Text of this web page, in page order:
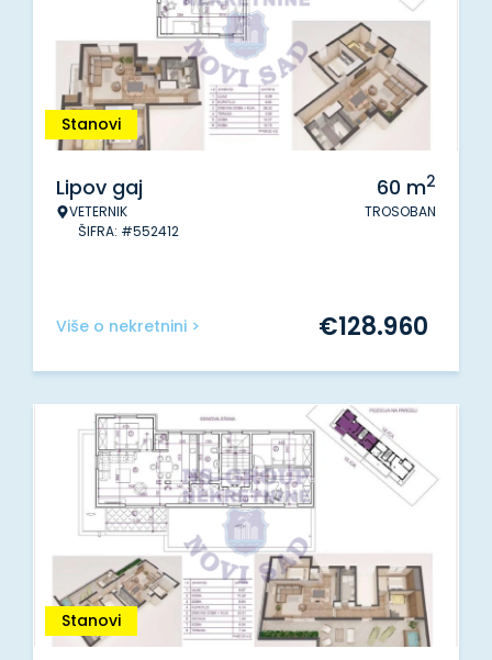
Stanovi
Lipov gaj
VETERNIK
ŠIFRA: #552412
60 m2
TROSOBAN
Više o nekretnini > €128.960
Stanovi